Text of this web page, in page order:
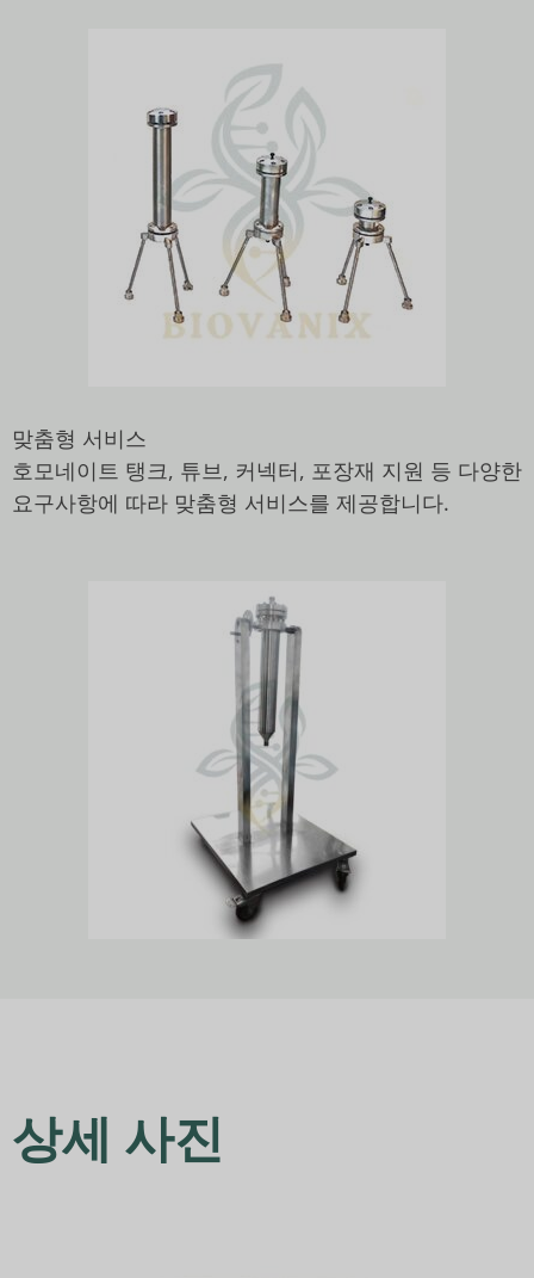
맞춤형 서비스
호모네이트 탱크, 튜브, 커넥터, 포장재 지원 등 다양한
요구사항에 따라 맞춤형 서비스를 제공합니다.
상세 사진